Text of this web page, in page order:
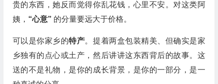
贵的东西，她反而觉得你乱花钱，心里不安。对这类阿
姨， “心意” 的分量要远大于价格。
可以是你家乡的特产。提着两盒包装精美、但确实是家
乡独有的点心或土产，然后讲讲这东西背后的故事。这
送的不是礼物，是你的成长背景，是你的一部分，是一